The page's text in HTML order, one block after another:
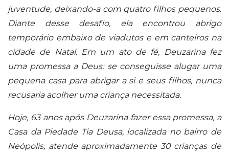
juventude, deixando-a com quatro filhos pequenos.
Diante desse desafio, ela encontrou abrigo
temporário embaixo de viadutos e em canteiros na
cidade de Natal. Em um ato de fé, Deuzarina fez
uma promessa a Deus: se conseguisse alugar uma
pequena casa para abrigar a si e seus filhos, nunca
recusaria acolher uma criança necessitada.
Hoje, 63 anos após Deuzarina fazer essa promessa, a
Casa da Piedade Tia Deusa, localizada no bairro de
Neópolis, atende aproximadamente 30 crianças de